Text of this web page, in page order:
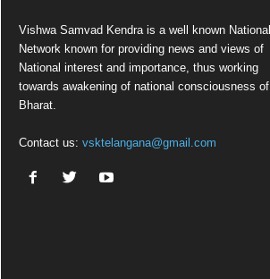
Vishwa Samvad Kendra is a well known National
Network known for providing news and views of
National interest and importance, thus working
towards awakening of national consciousness of
Bharat.
Contact us: vsktelangana@gmail.com